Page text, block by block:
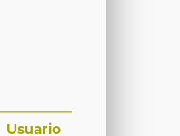
Usuario